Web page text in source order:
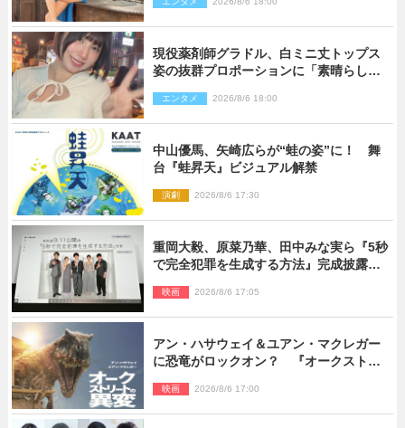
現役薬剤師グラドル、白ミニ丈トップス
姿の抜群プロポーションに「素晴らしす
エンタメ 2026/8/6 18:00
中山優馬、矢崎広らが“蛙の姿”に！ 舞
台『蛙昇天』ビジュアル解禁
演劇 2026/8/6 17:30
重岡大毅、原菜乃華、田中みな実ら『5秒
で完全犯罪を生成する方法』完成披露に
映画 2026/8/6 17:05
アン・ハサウェイ＆ユアン・マクレガー
に恐竜がロックオン？ 『オークストリ
解禁
映画 2026/8/6 17:00